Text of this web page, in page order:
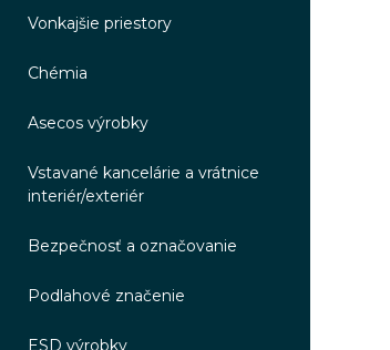
Vonkajšie priestory
Chémia
Asecos výrobky
Vstavané kancelárie a vrátnice
interiér/exteriér
Bezpečnosť a označovanie
Podlahové značenie
ESD výrobky